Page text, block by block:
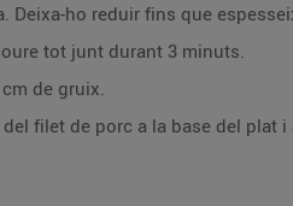
Deixa-ho reduir fins que
tot junt durant 3 minuts.
de gruix.
filet de porc a la base del plat